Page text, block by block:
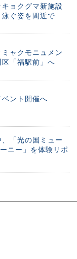
ョクグマ新施設
ぐ姿を間近で
ャクモニュメン
「福駅前」へ
ベント開催へ
「光の国ミュー
ニー」を体験リポ